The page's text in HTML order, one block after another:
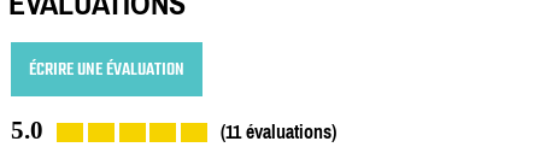
ÉCRIRE UNE ÉVALUATION
5.0 (11 évaluations)